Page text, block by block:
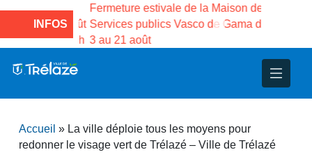
INFOS
la
au 17 août
18 août à 16h
Fermeture estivale de la Maison des
Services publics Vasco de Gama du
3 au 21 août
Projets
– Jumelage
Accueil » La ville déploie tous les moyens pour
redonner le visage vert de Trélazé – Ville de Trélazé